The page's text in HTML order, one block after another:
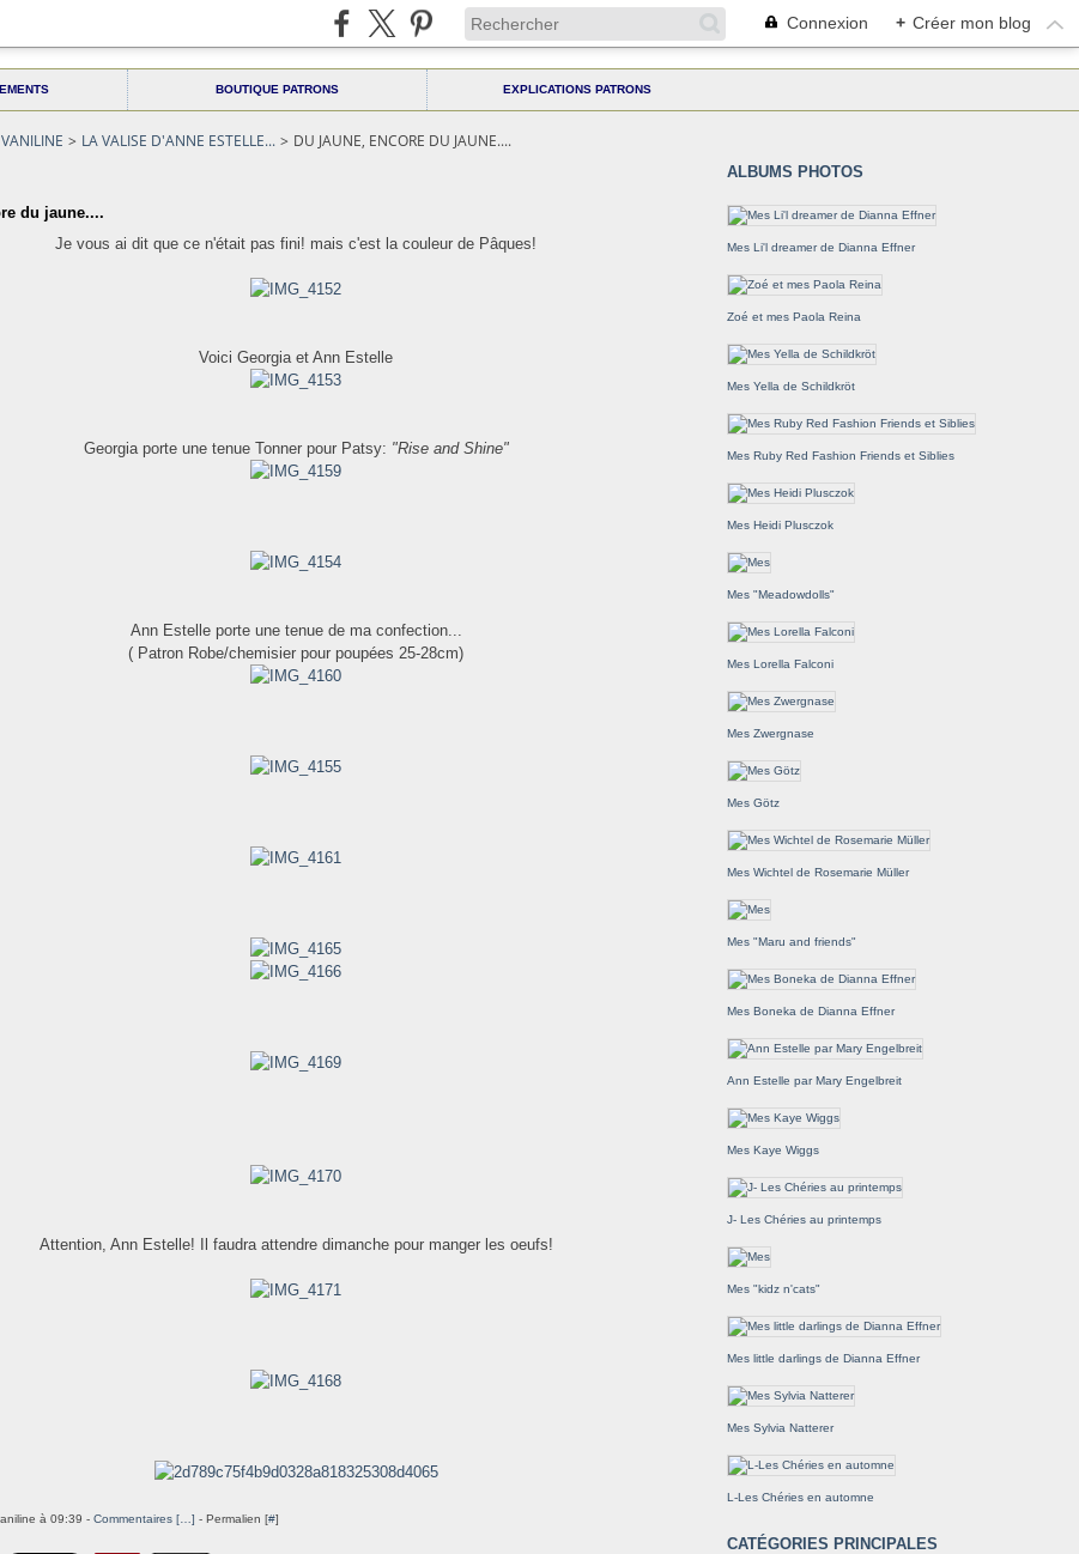
Connexion + Créer mon blog
BOUTIQUE PATRONS EXPLICATIONS PATRONS
> LA VALISE D'ANNE ESTELLE... > DU JAUNE, ENCORE DU JAUNE....
du jaune....
Je vous ai dit que ce n'était pas fini! mais c'est la couleur de Pâques!
Voici Georgia et Ann Estelle
Georgia porte une tenue Tonner pour Patsy: "Rise and Shine"
Ann Estelle porte une tenue de ma confection...
( Patron Robe/chemisier pour poupées 25-28cm)
Attention, Ann Estelle! Il faudra attendre dimanche pour manger les oeufs!
à 09:39 - Commentaires [… ] - Permalien [#]
ALBUMS PHOTOS
Mes Li'l dreamer de Dianna Effner
Zoé et mes Paola Reina
Mes Yella de Schildkröt
Mes Ruby Red Fashion Friends et Siblies
Mes Heidi Plusczok
Mes "Meadowdolls"
Mes Lorella Falconi
Mes Zwergnase
Mes Götz
Mes Wichtel de Rosemarie Müller
Mes "Maru and friends"
Mes Boneka de Dianna Effner
Ann Estelle par Mary Engelbreit
Mes Kaye Wiggs
J- Les Chéries au printemps
Mes "kidz n'cats"
Mes little darlings de Dianna Effner
Mes Sylvia Natterer
L-Les Chéries en automne
CATÉGORIES PRINCIPALES